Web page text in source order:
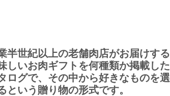
半世紀以上の老舗肉店がお届けする
しいお肉ギフトを何種類か掲載した
ログで、その中から好きなものを選
という贈り物の形式です。